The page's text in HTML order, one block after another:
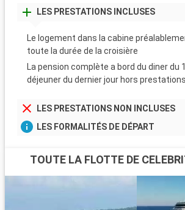
LES PRESTATIONS INCLUSES
Le logement dans la cabine
toute la durée de la croisière
La pension complète a bord du diner du
déjeuner du dernier jour hors
LES PRESTATIONS NON INCLUSES
LES FORMALITÉS DE DÉPART
TOUTE LA FLOTTE DE